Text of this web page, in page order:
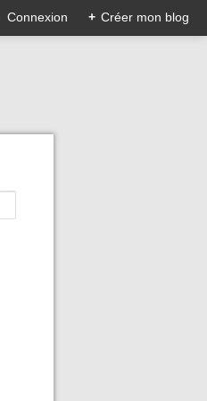
Connexion + Créer mon blog